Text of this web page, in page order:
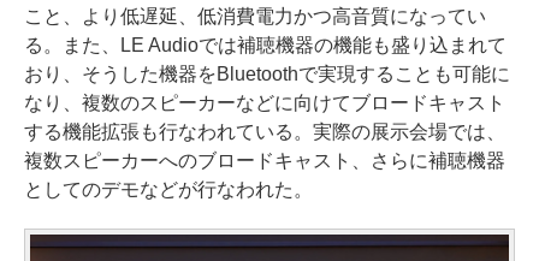
こと、より低遅延、低消費電力かつ高音質になってい
る。また、LE Audioでは補聴機器の機能も盛り込まれて
おり、そうした機器をBluetoothで実現することも可能に
なり、複数のスピーカーなどに向けてブロードキャスト
する機能拡張も行なわれている。実際の展示会場では、
複数スピーカーへのブロードキャスト、さらに補聴機器
としてのデモなどが行なわれた。